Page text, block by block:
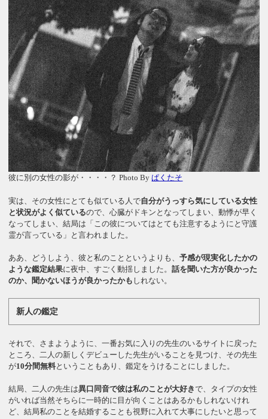
彼に別の女性の影が・・・・？ Photo Byぱくたそ
実は、その女性にとても似ている人で自分がうっすら気にしている女性
と状況がよく似ているので、心臓がドキンとなってしまい、動悸が早く
なってしまい、結局は「この彼についてはとても注意するようにと守護
霊が言っている」と言われました。
ああ、どうしよう、彼と私のことというよりも、予感が現実化したかの
ような鑑定結果に夜中、すごく動揺しました。話を聞いた方が良かった
のか、聞かないほうが良かったかも しれない。
新人の鑑定
それで、さまようように、一番お気に入りの先生のいるサイトに戻った
ところ、二人の新しくデビューした先生がいることを見つけ、その先生
が10分間無料ということもあり、鑑定をうけることにしました。
結局、二人の先生は異口同音で彼は私のことが大好きで、タイプの女性
がいれば当然そちらに一時的に目が向くことはあるかもしれないけれ
ど、結局私のことを結婚することも視野に入れて大事にしたいと思って